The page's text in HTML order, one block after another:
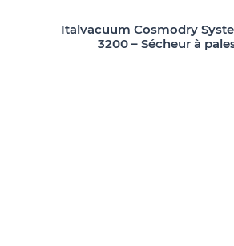
Italvacuum Cosmodry
3200 – Sécheur à